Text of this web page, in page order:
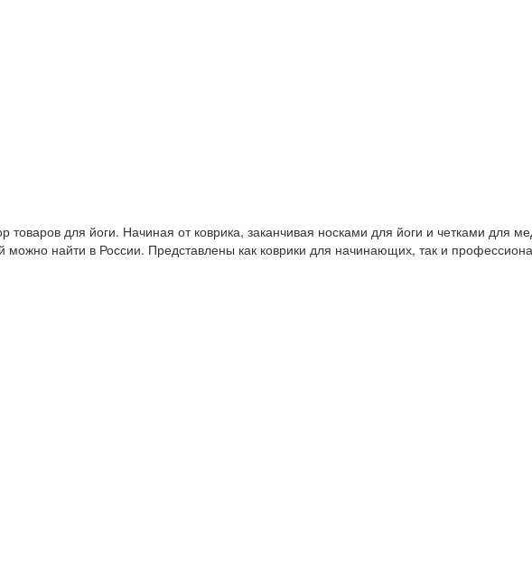
для йоги. Начиная от коврика, заканчивая носками для йоги и четками для
можно найти в России. Представлены как коврики для начинающих, так и